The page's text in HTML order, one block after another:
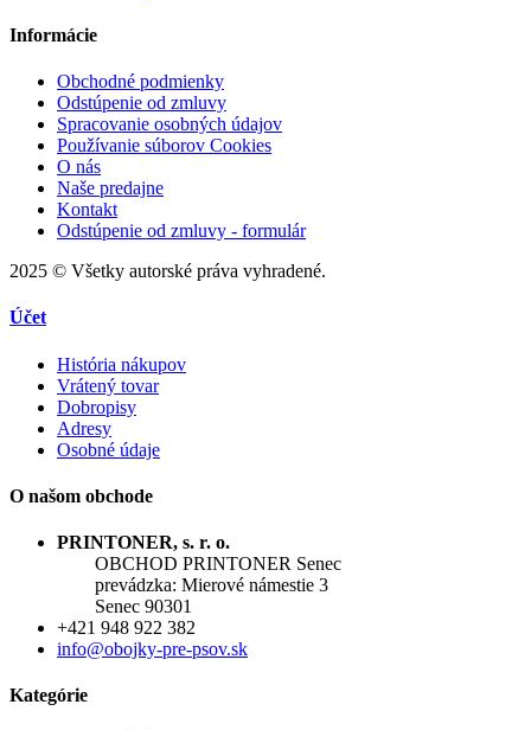
Informácie
Obchodné podmienky
Odstúpenie od zmluvy
Spracovanie osobných údajov
Používanie súborov Cookies
O nás
Naše predajne
Kontakt
Odstúpenie od zmluvy - formulár
2025 © Všetky autorské práva vyhradené.
Účet
História nákupov
Vrátený tovar
Dobropisy
Adresy
Osobné údaje
O našom obchode
PRINTONER, s. r. o.
OBCHOD PRINTONER Senec
prevádzka: Mierové námestie 3
Senec 90301
+421 948 922 382
info@obojky-pre-psov.sk
Kategórie